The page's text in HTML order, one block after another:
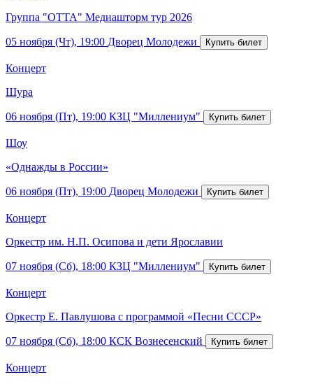
Группа "ОТТА" Медиашторм тур 2026
05 ноября (Чт), 19:00 Дворец Молодежи
Концерт
Шура
06 ноября (Пт), 19:00 КЗЦ "Миллениум"
Шоу
«Однажды в России»
06 ноября (Пт), 19:00 Дворец Молодежи
Концерт
Оркестр им. Н.П. Осипова и дети Ярославии
07 ноября (Сб), 18:00 КЗЦ "Миллениум"
Концерт
Оркестр Е. Павлушова с программой «Песни СССР»
07 ноября (Сб), 18:00 КСК Вознесенский
Концерт